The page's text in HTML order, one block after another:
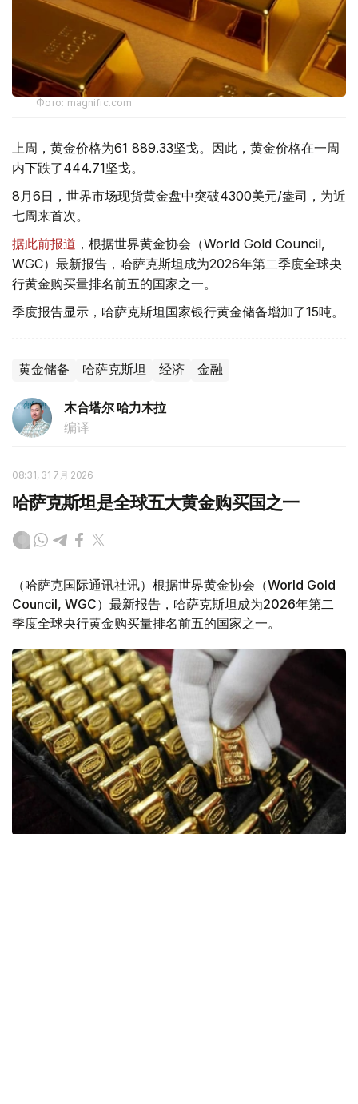
Фото: magnific.com
上周，黄金价格为61 889.33坚戈。因此，黄金价格在一周
内下跌了444.71坚戈。
8月6日，世界市场现货黄金盘中突破4300美元/盎司，为近
七周来首次。
据此前报道 ，根据世界黄金协会（World Gold Council,
WGC）最新报告，哈萨克斯坦成为2026年第二季度全球央
行黄金购买量排名前五的国家之一。
季度报告显示，哈萨克斯坦国家银行黄金储备增加了15吨。
黄金储备 哈萨克斯坦 经济 金融
木合塔尔 哈力木拉
编译
08:31, 31 7月 2026
哈萨克斯坦是全球五大黄金购买国之一
（哈萨克国际通讯社讯）根据世界黄金协会（World Gold
Council, WGC）最新报告，哈萨克斯坦成为2026年第二
季度全球央行黄金购买量排名前五的国家之一。